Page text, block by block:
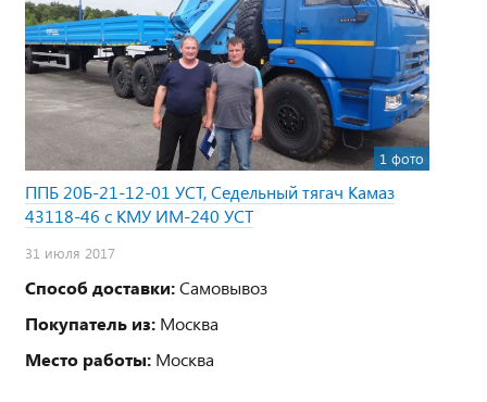
1 фото
ППБ 20Б-21-12-01 УСТ, Седельный тягач Камаз
43118-46 с КМУ ИМ-240 УСТ
31 июля 2017
Способ доставки:Самовывоз
Покупатель из: Москва
Место работы: Москва